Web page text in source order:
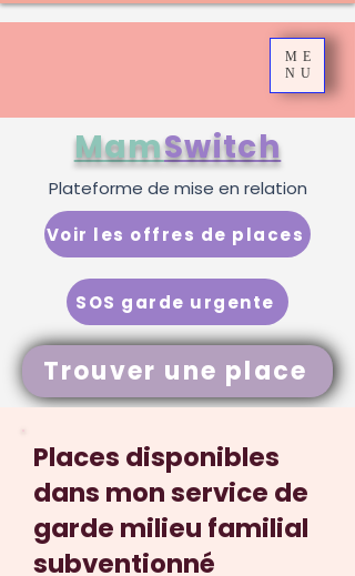
ME
NU
Trouver une place
MamSwitch
SOS garde urgente
Voir les offres de places
Plateforme de mise en relation
Places disponibles
dans mon service de
garde milieu familial
subventionné